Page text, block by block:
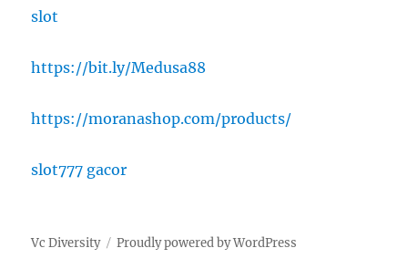
slot
https://bit.ly/Medusa88
https://moranashop.com/products/
slot777 gacor
Vc Diversity Proudly powered by WordPress